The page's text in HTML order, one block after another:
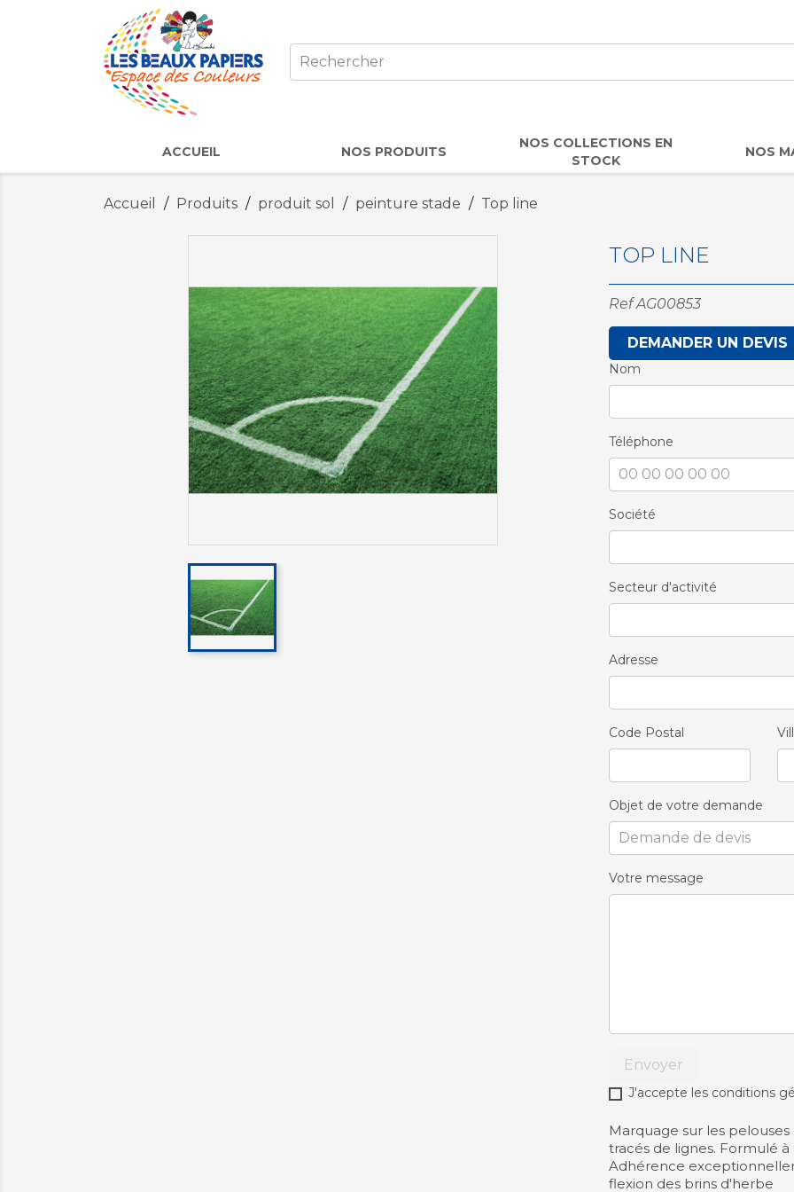
ACCUEIL NOS PRODUITS
NOS COLLECTIONS EN
STOCK
NOS
Accueil Produits produit sol peinture stade Top line
TOP LINE
Ref AG00853
DEMANDER UN DEVIS
Nom
Téléphone
Société
Secteur d'activité
Adresse
Code Postal
Objet de votre demande
Votre message
Envoyer
J'accepte les conditions
Marquage sur les
tracés de lignes. Formulé
Adhérence
flexion des brins d'herbe